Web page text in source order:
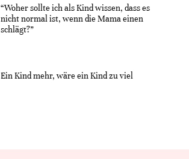
“Woher sollte ich als Kind wissen, dass es
nicht normal ist, wenn die Mama einen
schlägt?”
Ein Kind mehr, wäre ein Kind zu viel